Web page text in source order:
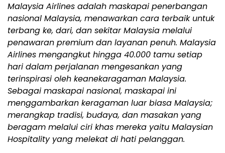
Malaysia Airlines adalah maskapai penerbangan
nasional Malaysia, menawarkan cara terbaik untuk
terbang ke, dari, dan sekitar Malaysia melalui
penawaran premium dan layanan penuh. Malaysia
Airlines mengangkut hingga 40.000 tamu setiap
hari dalam perjalanan mengesankan yang
terinspirasi oleh keanekaragaman Malaysia.
Sebagai maskapai nasional, maskapai ini
menggambarkan keragaman luar biasa Malaysia;
merangkap tradisi, budaya, dan masakan yang
beragam melalui ciri khas mereka yaitu Malaysian
Hospitality yang melekat di hati pelanggan.